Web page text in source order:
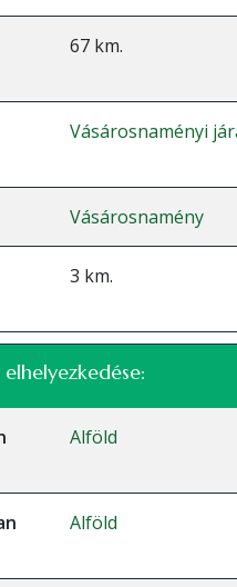
67 km.
Vásárosnaményi
Vásárosnamény
3 km.
Alföld
Alföld